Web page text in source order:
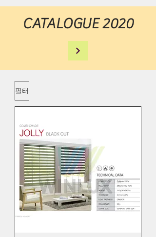
CATALOGUE 2020
필터